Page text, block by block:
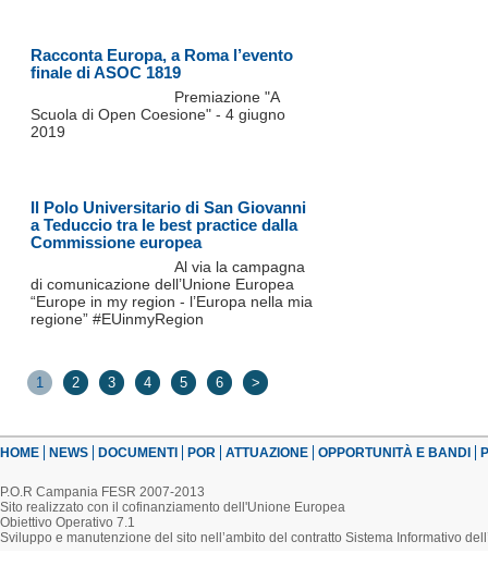
Racconta Europa, a Roma l’evento
finale di ASOC 1819
Premiazione "A
Scuola di Open Coesione" - 4 giugno
2019
Il Polo Universitario di San Giovanni
a Teduccio tra le best practice dalla
Commissione europea
Al via la campagna
di comunicazione dell’Unione Europea
“Europe in my region - l’Europa nella mia
regione” #EUinmyRegion
1 2 3 4 5 6 >
HOME NEWS DOCUMENTI POR ATTUAZIONE OPPORTUNITÀ E BANDI
P.O.R Campania FESR 2007-2013
Sito realizzato con il cofinanziamento dell'Unione Europea
Obiettivo Operativo 7.1
Sviluppo e manutenzione del sito nell’ambito del contratto Sistema Informativo